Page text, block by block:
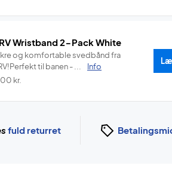
Wristband 2-Pack White
og komfortable svedbånd fra
til banen - ...
Info
kr.
fuld returret